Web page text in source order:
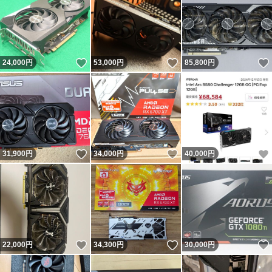
24,000円 いいね！
53,000円 いいね！
85,800円
31,900 円 いいね！
34,000円 いいね！
40,000 円
22,000円 いいね！
34,300円 いいね！
30,000円